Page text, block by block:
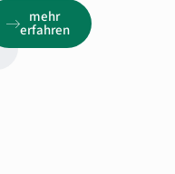
mehr
erfahren